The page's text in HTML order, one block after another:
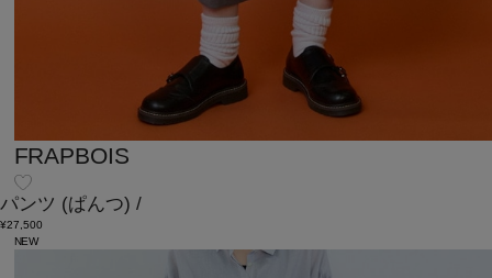
FRAPBOIS
パンツ (ぱんつ) /
¥27,500
NEW